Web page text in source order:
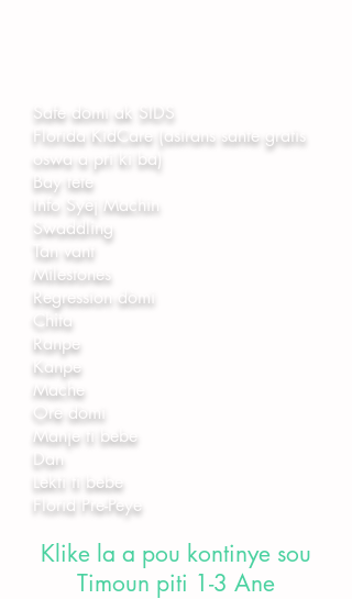
Safe dòmi ak SIDS
Florida KidCare (asirans sante gratis
oswa a pri ki ba)
Bay tete
Info Syèj Machin
Swaddling
Tan vant
Milestones
Regression dòmi
Chita
Ranpe
Kanpe
Mache
Orè dòmi
Manje ti bebe
Dan
Lekti ti bebe
Florid Pre-Peye
Klike la a pou kontinye sou
Timoun piti 1-3 Ane